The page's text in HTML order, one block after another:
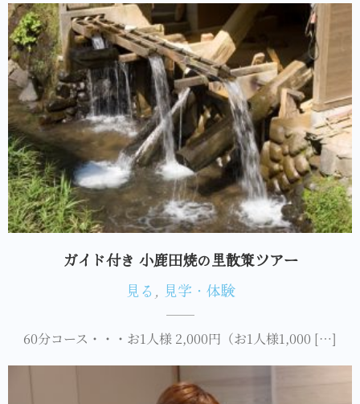
ガイド付き 小鹿田焼の里散策ツアー
見る , 見学・体験
60分コース・・・お1人様 2,000円（お1人様1,000 […]